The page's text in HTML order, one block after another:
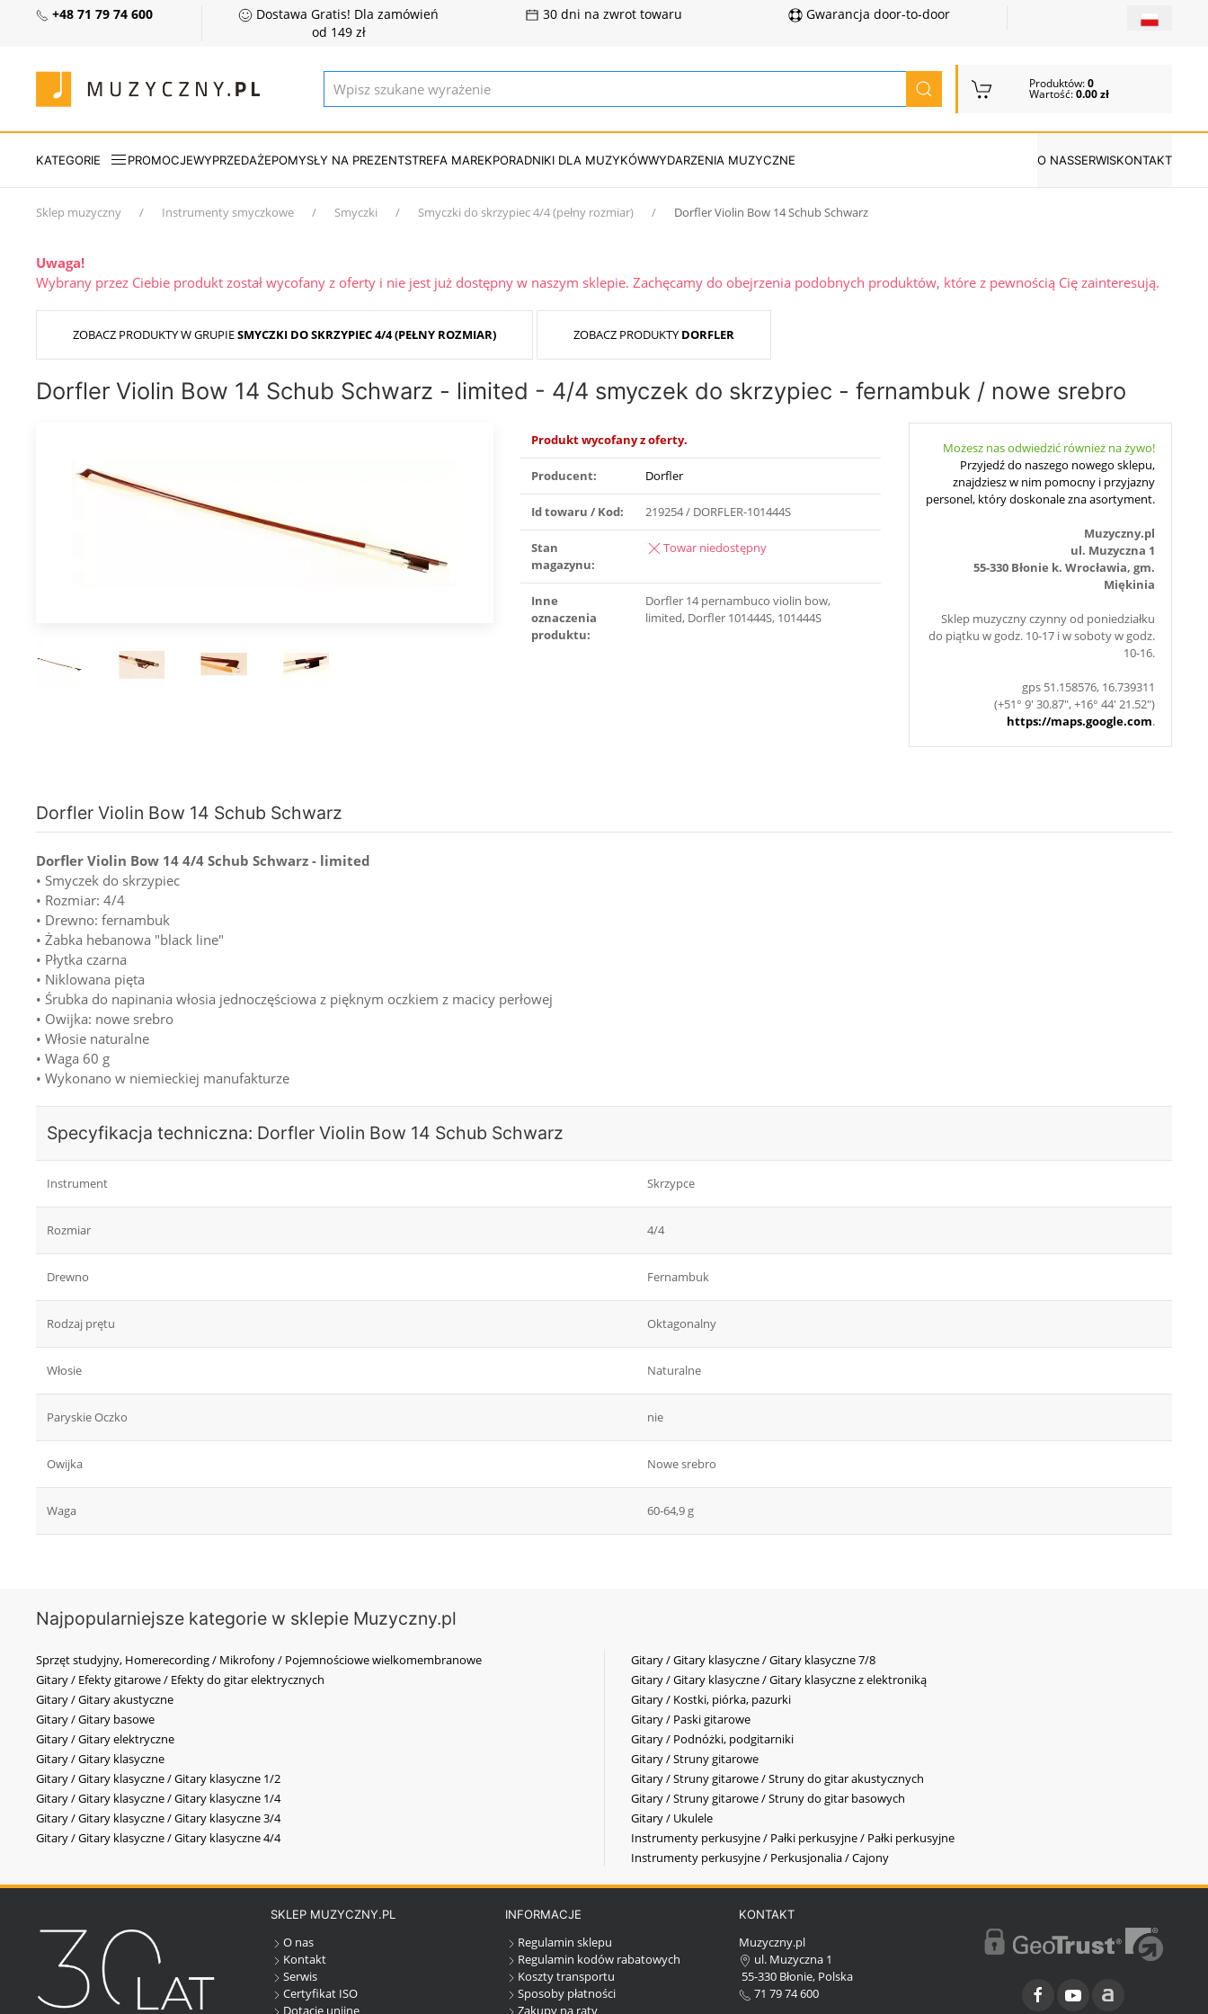
+48 71 79 74 600
Dostawa Gratis! Dla zamówień
od 149 zł
30 dni na zwrot towaru Gwarancja door-to-door
Produktów:0
Wartość:0.00 zł
KATEGORIE PROMOCJEWYPRZEDAŻEPOMYSŁY NA PREZENTSTREFA MAREKPORADNIKI DLA MUZYKÓWWYDARZENIA MUZYCZNE O NASSERWISKONTAKT
Sklep muzyczny Instrumenty smyczkowe Smyczki Smyczki do skrzypiec 4/4 (pełny rozmiar) Dorfler Violin Bow 14 Schub Schwarz
Uwaga!
Wybrany przez Ciebie produkt został wycofany z oferty i nie jest już dostępny w naszym sklepie. Zachęcamy do obejrzenia podobnych produktów, które z pewnością Cię zainteresują.
ZOBACZ PRODUKTY W GRUPIESMYCZKI DO SKRZYPIEC 4/4 (PEŁNY ROZMIAR) ZOBACZ PRODUKTY DORFLER
Dorfler Violin Bow 14 Schub Schwarz - limited - 4/4 smyczek do skrzypiec - fernambuk / nowe srebro
Produkt wycofany z oferty.
Producent: Dorfler
Id towaru / Kod: 219254 / DORFLER-101444S
Stan
magazynu:
Towar niedostępny
Inne
oznaczenia
produktu:
Dorfler 14 pernambuco violin bow,
limited, Dorfler 101444S, 101444S
Możesz nas odwiedzić również na żywo!
Przyjedź do naszego nowego sklepu,
znajdziesz w nim pomocny i przyjazny
personel, który doskonale zna asortyment.
Muzyczny.pl
ul. Muzyczna 1
55-330 Błonie k. Wrocławia, gm.
Miękinia
Sklep muzyczny czynny od poniedziałku
do piątku w godz. 10-17 i w soboty w godz.
10-16.
gps 51.158576, 16.739311
(+51° 9' 30.87", +16° 44' 21.52")
https://maps.google.com.
Dorfler Violin Bow 14 Schub Schwarz
Dorfler Violin Bow 14 4/4 Schub Schwarz - limited
• Smyczek do skrzypiec
• Rozmiar: 4/4
• Drewno: fernambuk
• Żabka hebanowa "black line"
• Płytka czarna
• Niklowana pięta
• Śrubka do napinania włosia jednoczęściowa z pięknym oczkiem z macicy perłowej
• Owijka: nowe srebro
• Włosie naturalne
• Waga 60 g
• Wykonano w niemieckiej manufakturze
Specyfikacja techniczna: Dorfler Violin Bow 14 Schub Schwarz
Instrument Skrzypce
Rozmiar 4/4
Drewno Fernambuk
Rodzaj prętu Oktagonalny
Włosie Naturalne
Paryskie Oczko nie
Owijka Nowe srebro
Waga 60-64,9 g
Najpopularniejsze kategorie w sklepie Muzyczny.pl
Sprzęt studyjny, Homerecording / Mikrofony / Pojemnościowe wielkomembranowe
Gitary / Efekty gitarowe / Efekty do gitar elektrycznych
Gitary / Gitary akustyczne
Gitary / Gitary basowe
Gitary / Gitary elektryczne
Gitary / Gitary klasyczne
Gitary / Gitary klasyczne / Gitary klasyczne 1/2
Gitary / Gitary klasyczne / Gitary klasyczne 1/4
Gitary / Gitary klasyczne / Gitary klasyczne 3/4
Gitary / Gitary klasyczne / Gitary klasyczne 4/4
Gitary / Gitary klasyczne / Gitary klasyczne 7/8
Gitary / Gitary klasyczne / Gitary klasyczne z elektroniką
Gitary / Kostki, piórka, pazurki
Gitary / Paski gitarowe
Gitary / Podnóżki, podgitarniki
Gitary / Struny gitarowe
Gitary / Struny gitarowe / Struny do gitar akustycznych
Gitary / Struny gitarowe / Struny do gitar basowych
Gitary / Ukulele
Instrumenty perkusyjne / Pałki perkusyjne / Pałki perkusyjne
Instrumenty perkusyjne / Perkusjonalia / Cajony
SKLEP MUZYCZNY.PL
O nas
Kontakt
Serwis
Certyfikat ISO
Dotacje unijne
INFORMACJE
Regulamin sklepu
Regulamin kodów rabatowych
Koszty transportu
Sposoby płatności
Zakupy na raty
KONTAKT
Muzyczny.pl
ul. Muzyczna 1
55-330 Błonie, Polska
71 79 74 600